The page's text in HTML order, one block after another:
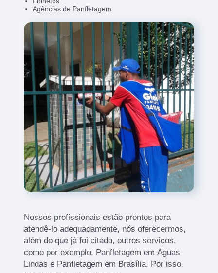
Agências de Panfletagem
Nossos profissionais estão prontos para
atendê-lo adequadamente, nós oferecermos,
além do que já foi citado, outros serviços,
como por exemplo, Panfletagem em Águas
Lindas e Panfletagem em Brasília. Por isso,